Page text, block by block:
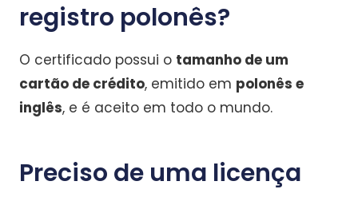
registro polonês?
O certificado possui o tamanho de um
cartão de crédito, emitido em polonês e
inglês, e é aceito em todo o mundo.
Preciso de uma licença